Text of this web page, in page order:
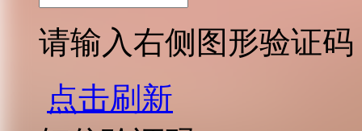
请输入右侧图形验证码
点击刷新